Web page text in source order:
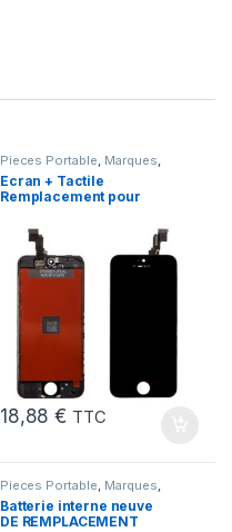
Pieces Portable, Marques,
Apple iPhone 5C
Ecran + Tactile
Remplacement pour
sur Chassis + Outils
18,88€ TTC
Pieces Portable, Marques,
Apple iPhone 6s
chargeurs,Batteries,Batteries
Apple
Batterie interne neuve
DE REMPLACEMENT